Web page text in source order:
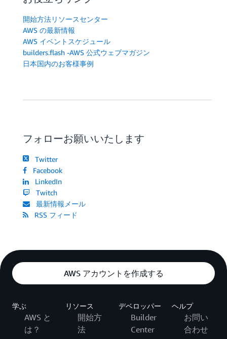
開始方法リソースセンター
AWS の最新情報
AWS イベントスケジュール
builders.flash -AWS 公式ウェブマガジン
日本国内のお客様事例
フォローお願いいたします
Twitter
Facebook
LinkedIn
Twitch
最新情報メール
RSS フィード
AWS アカウントを作成する
学ぶ
AWS と
は？
リソース
開始方
法
デベロッパー
Builder
Center
ヘルプ
お問い
合わせ